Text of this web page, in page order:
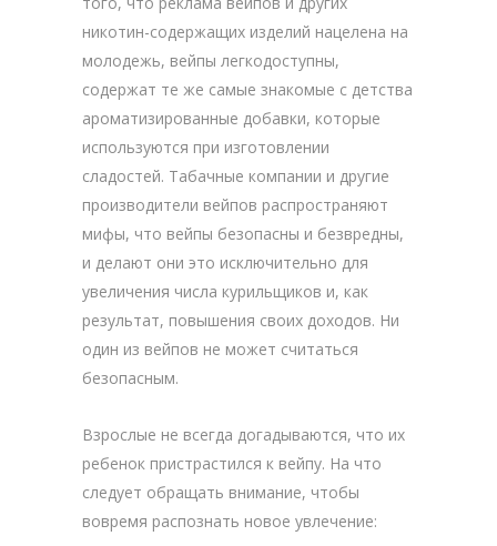
никотин-содержащих изделий нацелена на
молодежь, вейпы легкодоступны,
содержат те же самые знакомые с детства
ароматизированные добавки, которые
используются при изготовлении
сладостей. Табачные компании и другие
производители вейпов распространяют
мифы, что вейпы безопасны и безвредны,
и делают они это исключительно для
увеличения числа курильщиков и, как
результат, повышения своих доходов. Ни
один из вейпов не может считаться
безопасным.
Взрослые не всегда догадываются, что их
ребенок пристрастился к вейпу. На что
следует обращать внимание, чтобы
вовремя распознать новое увлечение: